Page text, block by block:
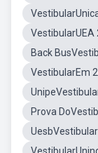
VestibularUEA
Back
VestibularEm
Prova